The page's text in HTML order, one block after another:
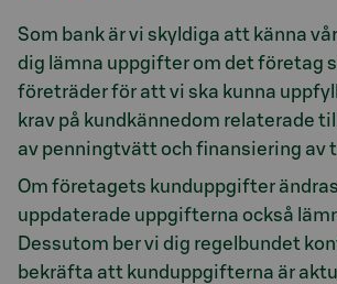
Som bank är vi skyldiga att känna
dig lämna uppgifter om det företag
företräder för att vi ska kunna
krav på kundkännedom relaterade
av penningtvätt och finansiering av
Om företagets kunduppgifter
uppdaterade uppgifterna också
Dessutom ber vi dig regelbundet
bekräfta att kunduppgifterna är